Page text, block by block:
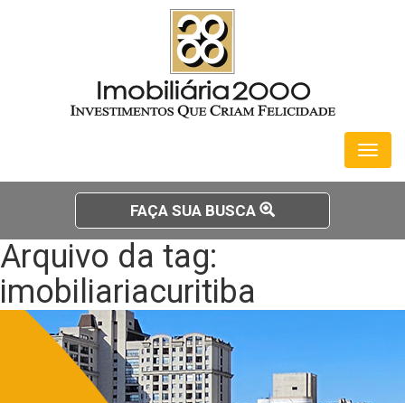
Toggle
FAÇA SUA BUSCA
Arquivo da tag:
imobiliariacuritiba